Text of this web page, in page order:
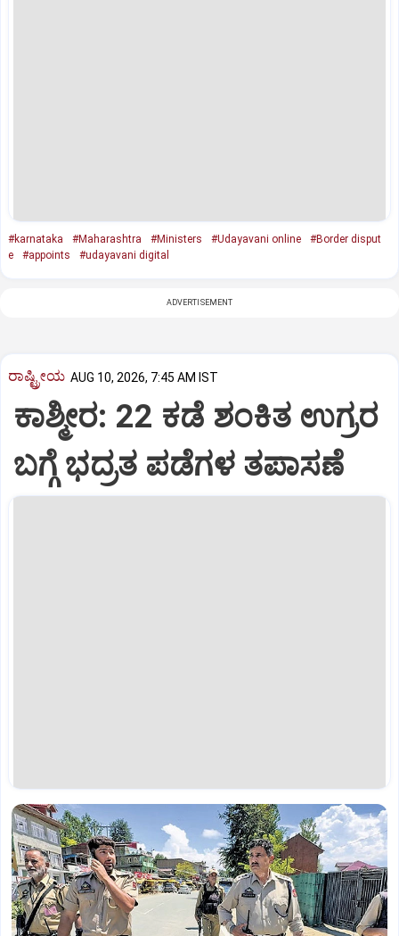
#karnataka #Maharashtra #Ministers #Udayavani online
#Border disput
e
#appoints #udayavani digital
ADVERTISEMENT
ರಾಷ್ಟ್ರೀಯ AUG 10, 2026, 7:45 AM IST
ಕಾಶ್ಮೀರ: 22 ಕಡೆ ಶಂಕಿತ ಉಗ್ರರ
ಬಗ್ಗೆ ಭದ್ರತ ಪಡೆಗಳ ತಪಾಸಣೆ